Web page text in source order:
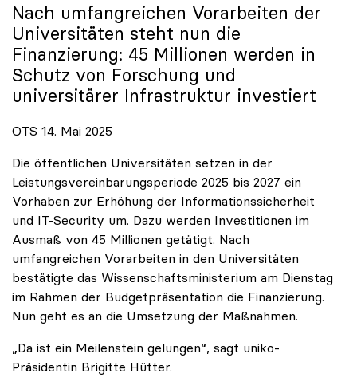
Nach umfangreichen Vorarbeiten der
Universitäten steht nun die
Finanzierung: 45 Millionen werden in
Schutz von Forschung und
universitärer Infrastruktur investiert
OTS 14. Mai 2025
Die öffentlichen Universitäten setzen in der
Leistungsvereinbarungsperiode 2025 bis 2027 ein
Vorhaben zur Erhöhung der Informationssicherheit
und IT-Security um. Dazu werden Investitionen im
Ausmaß von 45 Millionen getätigt. Nach
umfangreichen Vorarbeiten in den Universitäten
bestätigte das Wissenschaftsministerium am Dienstag
im Rahmen der Budgetpräsentation die Finanzierung.
Nun geht es an die Umsetzung der Maßnahmen.
„Da ist ein Meilenstein gelungen“, sagt uniko-
Präsidentin Brigitte Hütter.